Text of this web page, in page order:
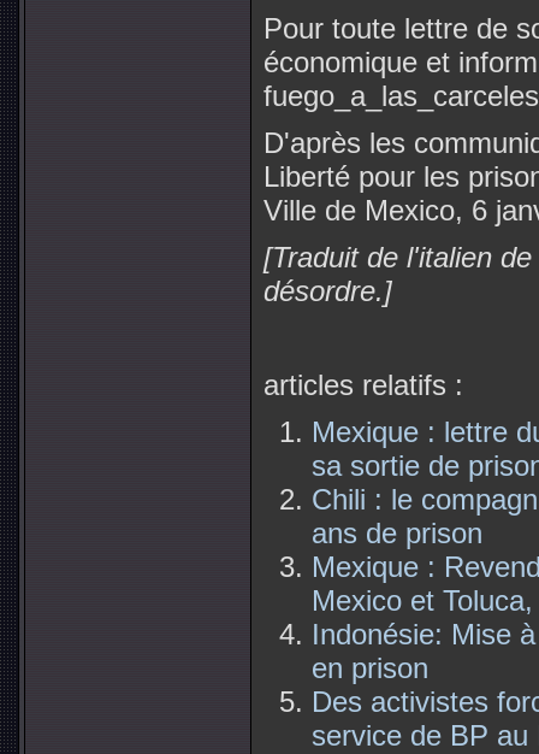
Pour toute lettre de
économique et
D'après les
Liberté pour les
Ville de Mexico, 6
[Traduit de l'italien de
désordre.]
articles relatifs :
Mexique : lettre
sa sortie de
Chili : le
ans de prison
Mexique :
Mexico et
Indonésie: Mise
en prison
Des activistes
service de BP au